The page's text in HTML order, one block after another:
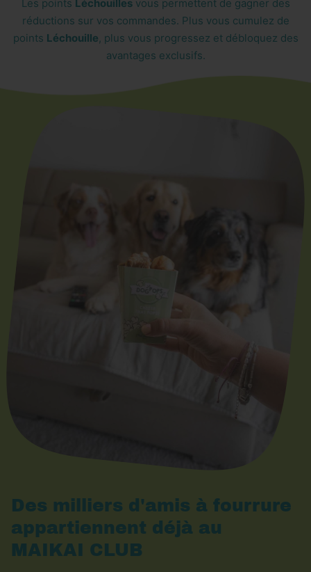
Les points Léchouillesvous permettent de gagner des
réductions sur vos commandes. Plus vous cumulez de
points Léchouille, plus vous progressez et débloquez des
avantages exclusifs.
Des milliers d'amis à fourrure
appartiennent déjà au
MAIKAI CLUB